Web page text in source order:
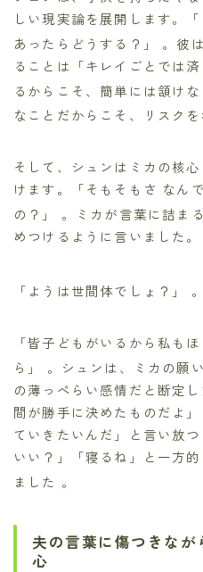
しい現実論を展開します。
あったらどうする？」 。彼
ることは「キレイごとでは
るからこそ、簡単には頷け
なことだからこそ、リスク
そして、シュンはミカの核
けます。「そもそもさ なん
の？」 。ミカが言葉に詰ま
めつけるように言いました。
「ようは世間体でしょ？」 。
「皆子どもがいるから私も
ら」 。シュンは、ミカの願
の薄っぺらい感情だと断定
間が勝手に決めたものだよ
ていきたいんだ」と言い放
いい？」「寝るね」と一方
ました 。
夫の言葉に傷つきな
心